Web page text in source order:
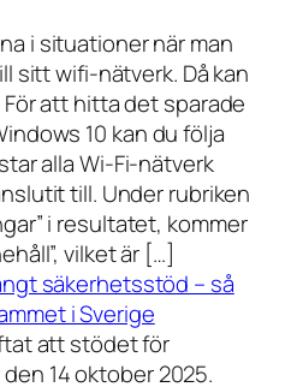
i situationer när man
sitt wifi-nätverk. Då kan
att hitta det sparade
10 kan du följa
alla Wi-Fi-nätverk
till. Under rubriken
i resultatet, kommer
vilket är […]
säkerhetsstöd – så
i Sverige
att stödet för
14 oktober 2025.